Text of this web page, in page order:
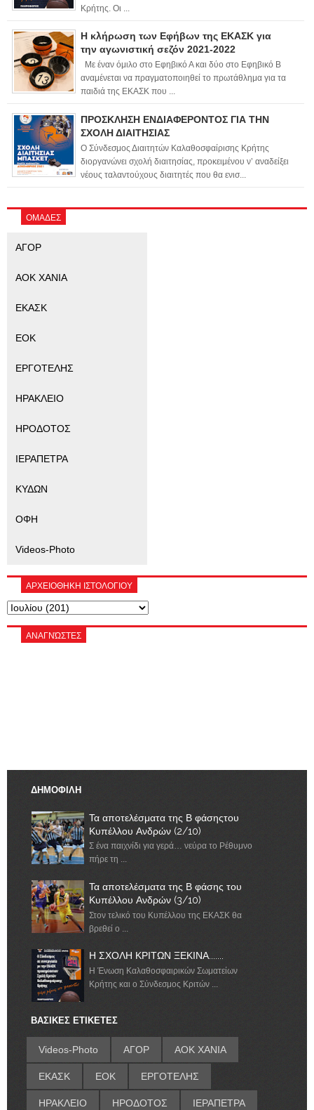
Κρήτης. Οι ...
Η κλήρωση των Εφήβων της ΕΚΑΣΚ για
την αγωνιστική σεζόν 2021-2022
Με έναν όμιλο στο Εφηβικό Α και δύο στο Εφηβικό Β
αναμένεται να πραγματοποιηθεί το πρωτάθλημα για τα
παιδιά της ΕΚΑΣΚ που ...
ΠΡΟΣΚΛΗΣΗ ΕΝΔΙΑΦΕΡΟΝΤΟΣ ΓΙΑ ΤΗΝ
ΣΧΟΛΗ ΔΙΑΙΤΗΣΙΑΣ
Ο Σύνδεσμος Διαιτητών Καλαθοσφαίρισης Κρήτης
διοργανώνει σχολή διαιτησίας, προκειμένου ν’ αναδείξει
νέους ταλαντούχους διαιτητές που θα ενισ...
ΟΜΑΔΕΣ
ΑΓΟΡ
ΑΟΚ ΧΑΝΙΑ
ΕΚΑΣΚ
ΕΟΚ
ΕΡΓΟΤΕΛΗΣ
ΗΡΑΚΛΕΙΟ
ΗΡΟΔΟΤΟΣ
ΙΕΡΑΠΕΤΡΑ
ΚΥΔΩΝ
ΟΦΗ
Videos-Photo
ΑΡΧΕΙΟΘΗΚΗ ΙΣΤΟΛΟΓΙΟΥ
ΑΝΑΓΝΏΣΤΕΣ
ΔΗΜΟΦΙΛΗ
Τα αποτελέσματα της Β φάσηςτου
Κυπέλλου Ανδρών (2/10)
Σ ένα παιχνίδι για γερά… νεύρα το Ρέθυμνο
πήρε τη ...
Τα αποτελέσματα της Β φάσης του
Κυπέλλου Ανδρών (3/10)
Στον τελικό του Κυπέλλου της ΕΚΑΣΚ θα
βρεθεί ο ...
Η ΣΧΟΛΗ ΚΡΙΤΩΝ ΞΕΚΙΝΑ.......
Η Ένωση Καλαθοσφαιρικών Σωματείων
Κρήτης και ο Σύνδεσμος Κριτών ...
ΒΑΣΙΚΕΣ ΕΤΙΚΕΤΕΣ
Videos-Photo ΑΓΟΡ ΑΟΚ ΧΑΝΙΑ
ΕΚΑΣΚ ΕΟΚ ΕΡΓΟΤΕΛΗΣ
ΗΡΑΚΛΕΙΟ ΗΡΟΔΟΤΟΣ ΙΕΡΑΠΕΤΡΑ